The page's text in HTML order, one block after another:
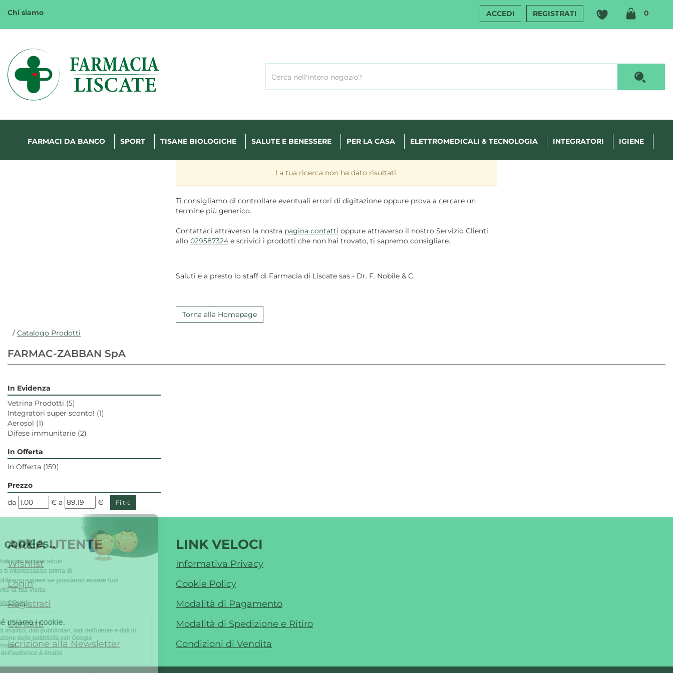
Chi siamo ACCEDI REGISTRATI 0
Margherita
FarmaWeb
Prodotto
FARMACI DA BANCO SPORT TISANE BIOLOGICHE SALUTE E BENESSERE PER LA CASA ELETTROMEDICALI & TECNOLOGIA INTEGRATORI IGIENE
La tua ricerca non ha dato risultati.
Ti consigliamo di controllare eventuali errori di digitazione oppure prova a cercare un
termine più generico.
Contattaci attraverso la nostra pagina contatti oppure attraverso il nostro Servizio Clienti
allo 029587324 e scrivici i prodotti che non hai trovato, ti sapremo consigliare.
Saluti e a presto lo staff di Farmacia di Liscate sas - Dr. F. Nobile & C.
Torna alla Homepage
/ Catalogo Prodotti
FARMAC-ZABBAN SpA
In Evidenza
Vetrina Prodotti (5)
Integratori super sconto! (1)
Aerosol (1)
Difese immunitarie (2)
In Offerta
In Offerta (159)
Prezzo
filtra
da € filtra
a €
AREA UTENTE
Wishlist
Login
Registrati
Contatti
Iscrizione alla Newsletter
LINK VELOCI
Informativa Privacy
Cookie Policy
Modalità di Pagamento
Modalità di Spedizione e Ritiro
Condizioni di Vendita